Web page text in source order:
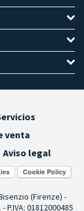
venta
Aviso legal
(Firenze) -
P.IVA: 01812000485